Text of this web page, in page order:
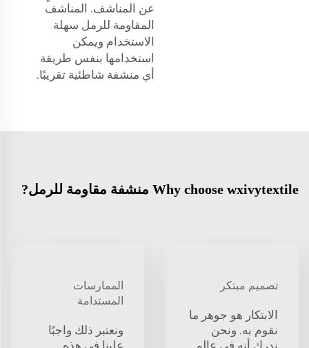
عن المناشف. المناشف
المقاومة للرمل سهلة
الاستخدام ويمكن
استخدامها بنفس طريقة
أي منشفة شاطئية تقريبًا.
Why choose wxivytextile منشفة مقاومة للرمل?
تصميم مبتكر
الابتكار هو جوهر ما
نقوم به. ونحن
ندرك أنه في عالمٍ
الممارسات
المستدامة
ونعتبر ذلك واجبًا
علينا في هذه